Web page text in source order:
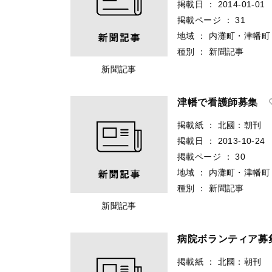
新聞記事
掲載日 ：
2014-01-01
掲載ページ
：
31
地域
：
内灘町・津幡町
種別
： 新聞記事
新聞記事
津幡で看護師募集
掲載紙 ：
北國：朝刊
掲載日
：
2013-10-24
掲載ページ
：
30
地域
：
内灘町・津幡町
種別
： 新聞記事
病院ボランティア募
掲載紙 ： 北國：朝刊